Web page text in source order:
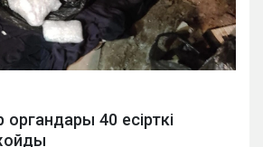
органдары 40 есірткі